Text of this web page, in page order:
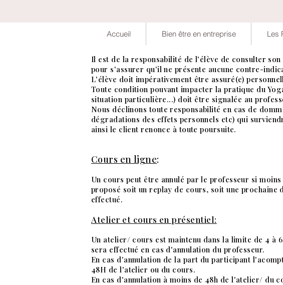
Accueil Bien être en entreprise Les
Il est de la responsabilité de l'élève de consulter
pour s'assurer qu'il ne présente aucune contre-
L'élève doit impérativement être assuré(e)
Toute condition pouvant impacter la pratique du
situation particulière...) doit être signalée au
Nous déclinons toute responsabilité en cas de
dégradations des effets personnels etc) qui
ainsi le client renonce à toute poursuite.
Cours en ligne:
Un cours peut être annulé par le professeur si
proposé soit un replay de cours, soit une prochaine
effectué.
Atelier et cours enprésentiel:
Un atelier/ cours est maintenu dans la limite de 4 à
sera effectué en cas d'annulation du professeur.
En cas d'annulation de la part du participant
48H de l'atelier ou du cours.
En cas d'annulation à moins de 48h de l'atelier/ du